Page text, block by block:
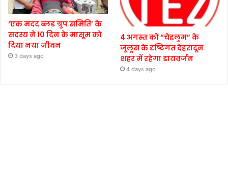
‘एक मदद ब्लड ग्रुप समिति’ के
सदस्य ने 10 दिन के मासूम को
दिया नया जीवन
3 days ago
4 अगस्त को “चेहलुम” के
जुलूस के दृष्टिगत देहरादून
शहर में रहेगा डायवर्जन
4 days ago